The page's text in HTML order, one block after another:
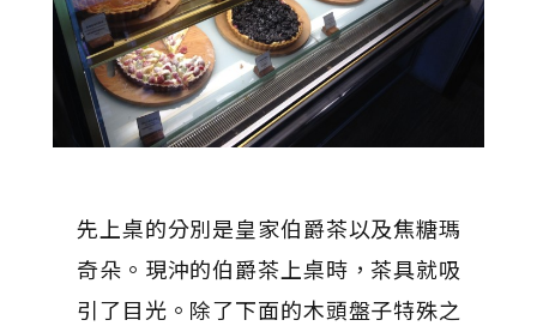
先上桌的分別是皇家伯爵茶以及焦糖瑪
奇朵。現沖的伯爵茶上桌時，茶具就吸
引了目光。除了下面的木頭盤子特殊之